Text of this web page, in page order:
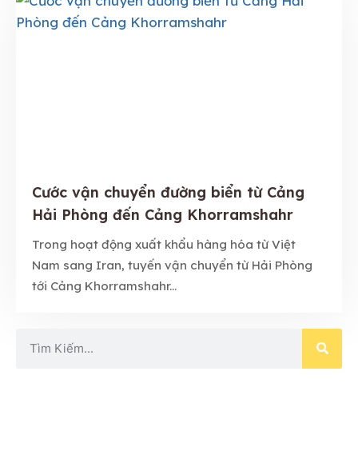
Cước vận chuyển đường biển từ Cảng
Hải Phòng đến Cảng Khorramshahr
Trong hoạt động xuất khẩu hàng hóa từ Việt
Nam sang Iran, tuyến vận chuyển từ Hải Phòng
tới Cảng Khorramshahr...